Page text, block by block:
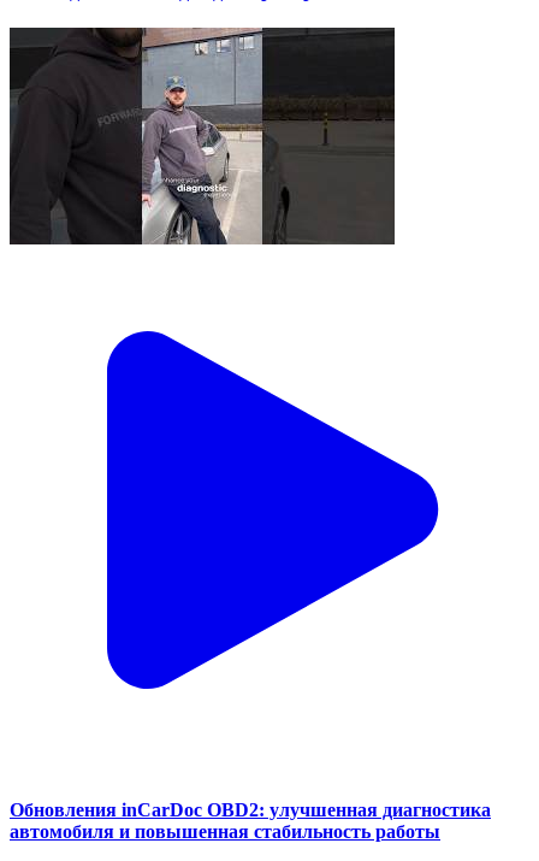
Обновления inCarDoc OBD2: улучшенная диагностика
автомобиля и повышенная стабильность работы